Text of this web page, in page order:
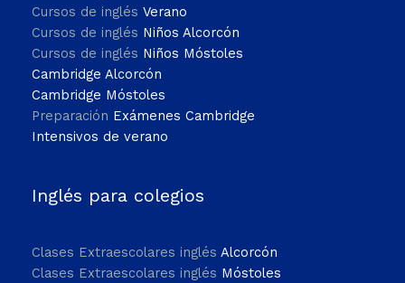
Cursos de inglés Verano
Cursos de inglés Niños Alcorcón
Cursos de inglés Niños Móstoles
Cambridge Alcorcón
Cambridge Móstoles
Preparación Exámenes Cambridge
Intensivos de verano
Inglés para colegios
Clases Extraescolares inglés Alcorcón
Clases Extraescolares inglés Móstoles